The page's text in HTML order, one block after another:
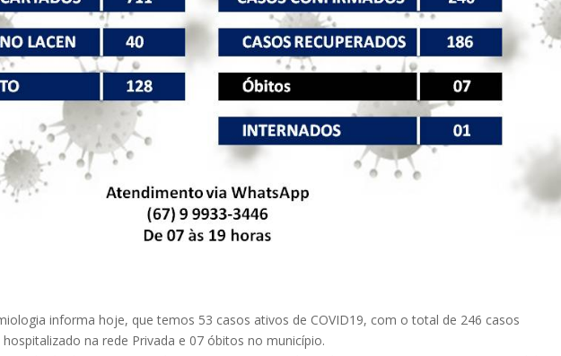
informa hoje, que temos 53 casos ativos de COVID19, com o total de 246 casos
na rede Privada e 07 óbitos no município.